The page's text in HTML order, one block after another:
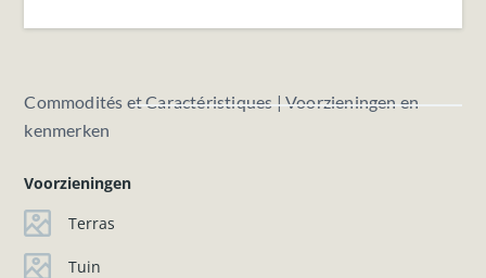
Commodités et Caractéristiques | Voorzieningen en
kenmerken
Voorzieningen
Terras
Tuin